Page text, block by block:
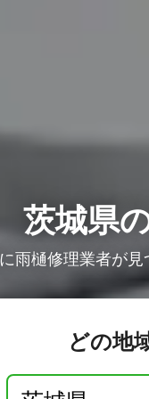
茨城県
雨樋修理業者が
どの地